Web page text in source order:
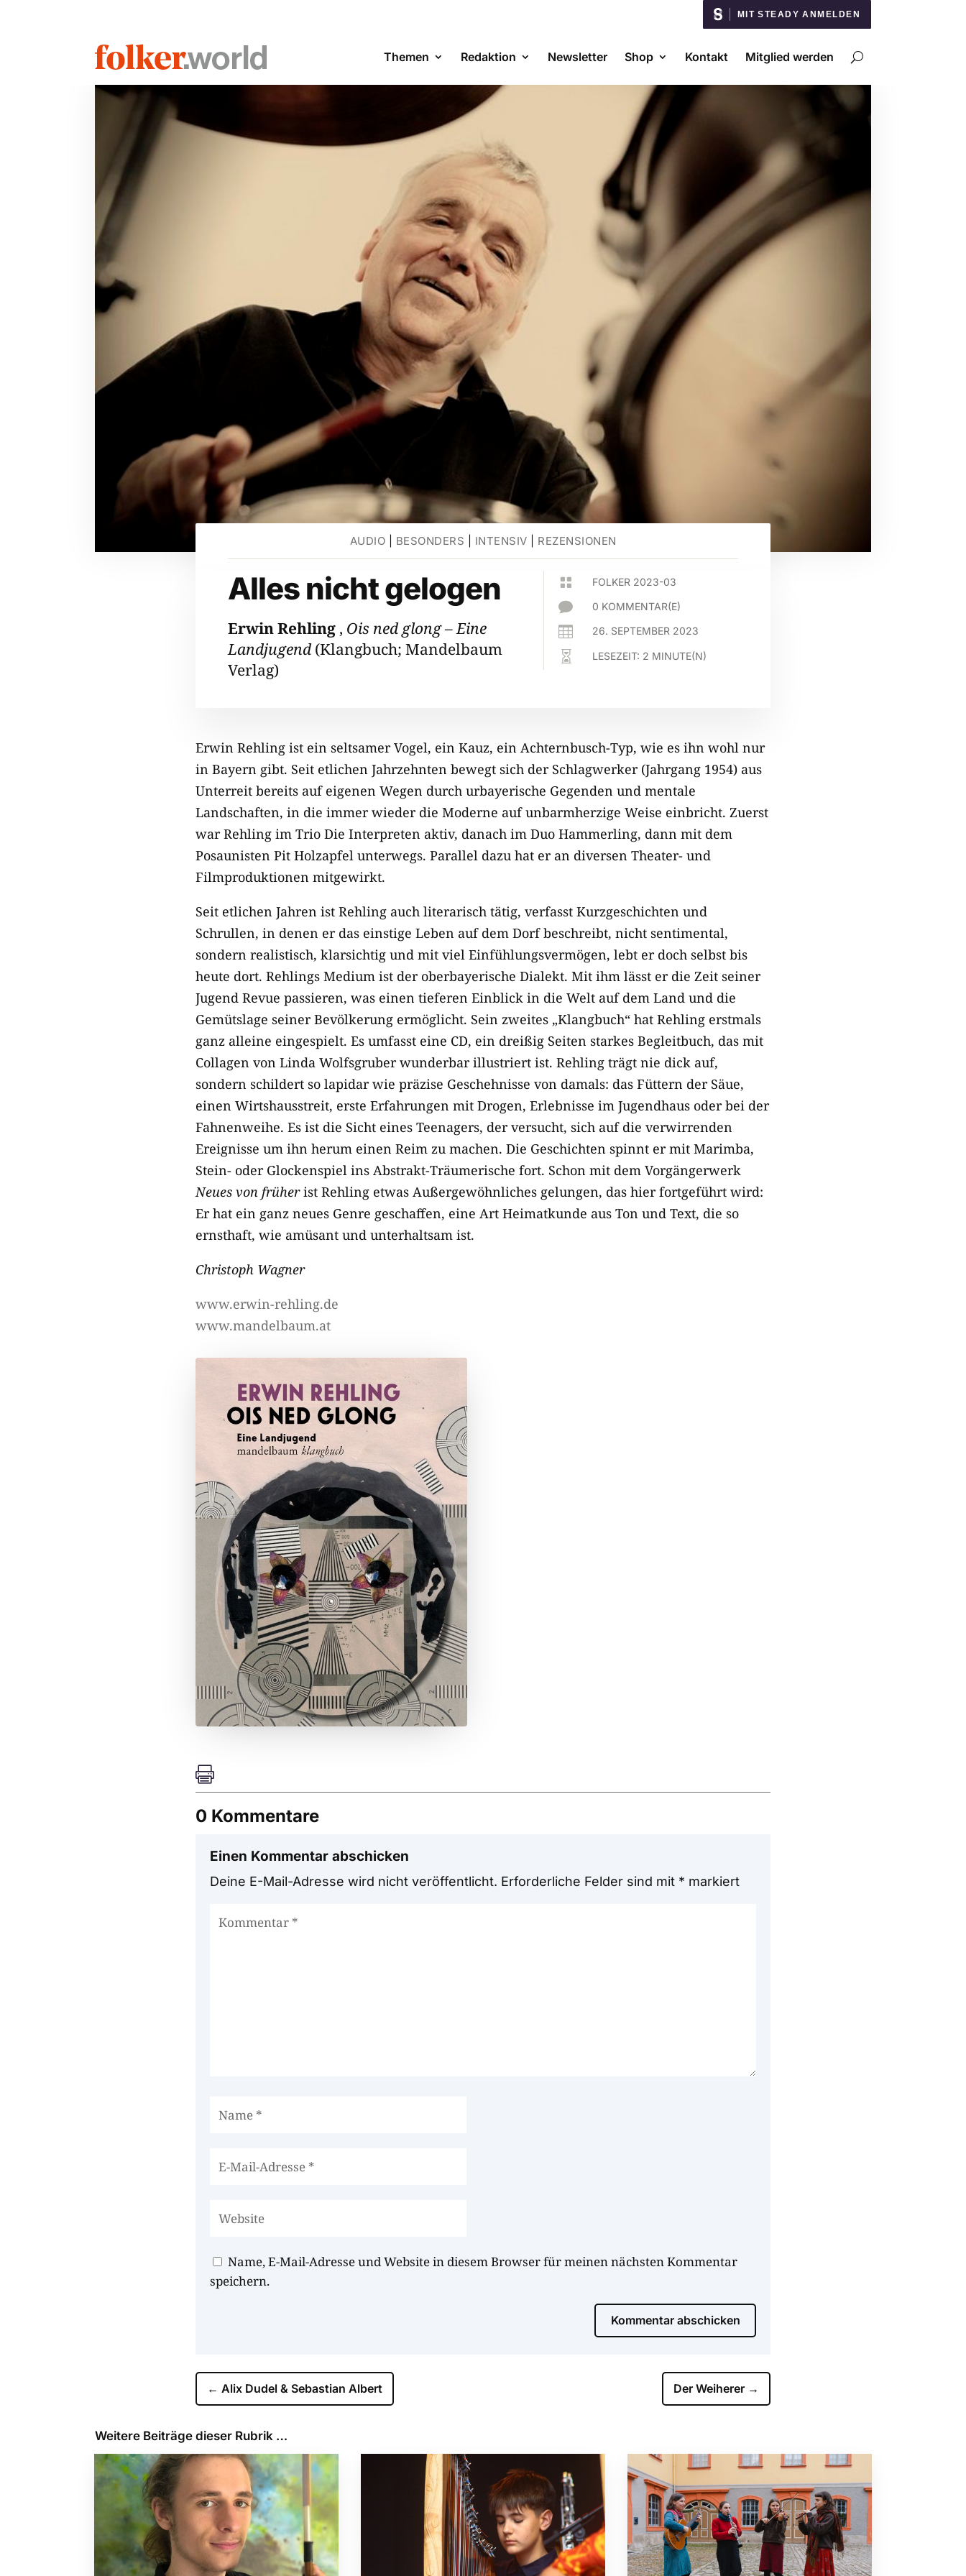
MIT STEADY ANMELDEN
Themen Redaktion Newsletter Shop Kontakt Mitglied werden
AUDIO BESONDERS INTENSIV REZENSIONEN
Alles nicht gelogen
Erwin Rehling , Ois ned glong – Eine
Landjugend(Klangbuch; Mandelbaum
Verlag)
 FOLKER 2023-03
 0 KOMMENTAR(E)
 26. SEPTEMBER 2023
 LESEZEIT: 2 MINUTE(N)
Erwin Rehling ist ein seltsamer Vogel, ein Kauz, ein Achternbusch-Typ, wie es ihn wohl nur
in Bayern gibt. Seit etlichen Jahrzehnten bewegt sich der Schlagwerker (Jahrgang 1954) aus
Unterreit bereits auf eigenen Wegen durch urbayerische Gegenden und mentale
Landschaften, in die immer wieder die Moderne auf unbarmherzige Weise einbricht. Zuerst
war Rehling im Trio Die Interpreten aktiv, danach im Duo Hammerling, dann mit dem
Posaunisten Pit Holzapfel unterwegs. Parallel dazu hat er an diversen Theater- und
Filmproduktionen mitgewirkt.
Seit etlichen Jahren ist Rehling auch literarisch tätig, verfasst Kurzgeschichten und
Schrullen, in denen er das einstige Leben auf dem Dorf beschreibt, nicht sentimental,
sondern realistisch, klarsichtig und mit viel Einfühlungsvermögen, lebt er doch selbst bis
heute dort. Rehlings Medium ist der oberbayerische Dialekt. Mit ihm lässt er die Zeit seiner
Jugend Revue passieren, was einen tieferen Einblick in die Welt auf dem Land und die
Gemütslage seiner Bevölkerung ermöglicht. Sein zweites „Klangbuch“ hat Rehling erstmals
ganz alleine eingespielt. Es umfasst eine CD, ein dreißig Seiten starkes Begleitbuch, das mit
Collagen von Linda Wolfsgruber wunderbar illustriert ist. Rehling trägt nie dick auf,
sondern schildert so lapidar wie präzise Geschehnisse von damals: das Füttern der Säue,
einen Wirtshausstreit, erste Erfahrungen mit Drogen, Erlebnisse im Jugendhaus oder bei der
Fahnenweihe. Es ist die Sicht eines Teenagers, der versucht, sich auf die verwirrenden
Ereignisse um ihn herum einen Reim zu machen. Die Geschichten spinnt er mit Marimba,
Stein- oder Glockenspiel ins Abstrakt-Träumerische fort. Schon mit dem Vorgängerwerk
Neues von früherist Rehling etwas Außergewöhnliches gelungen, das hier fortgeführt wird:
Er hat ein ganz neues Genre geschaffen, eine Art Heimatkunde aus Ton und Text, die so
ernsthaft, wie amüsant und unterhaltsam ist.
Christoph Wagner
www.erwin-rehling.de
www.mandelbaum.at

0 Kommentare
Einen Kommentar abschicken
Deine E-Mail-Adresse wird nicht veröffentlicht. Erforderliche Felder sind mit * markiert
Name, E-Mail-Adresse und Website in diesem Browser für meinen nächsten Kommentar
speichern.
Kommentar abschicken
← Alix Dudel & Sebastian Albert Der Weiherer →
Weitere Beiträge dieser Rubrik …